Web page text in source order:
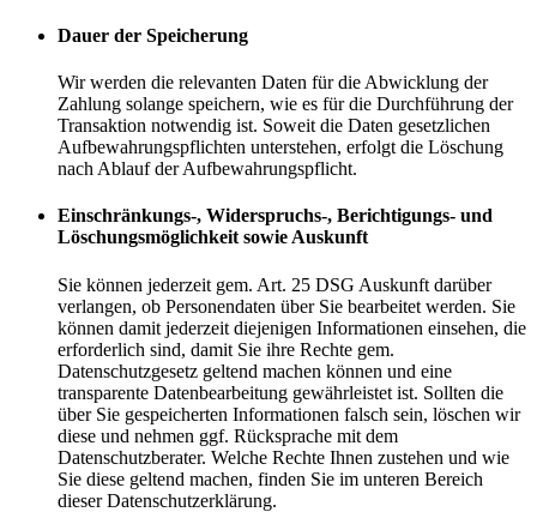
Dauer der Speicherung
Wir werden die relevanten Daten für die Abwicklung der
Zahlung solange speichern, wie es für die Durchführung der
Transaktion notwendig ist. Soweit die Daten gesetzlichen
Aufbewahrungspflichten unterstehen, erfolgt die Löschung
nach Ablauf der Aufbewahrungspflicht.
Einschränkungs-, Widerspruchs-, Berichtigungs- und
Löschungsmöglichkeit sowie Auskunft
Sie können jederzeit gem. Art. 25 DSG Auskunft darüber
verlangen, ob Personendaten über Sie bearbeitet werden. Sie
können damit jederzeit diejenigen Informationen einsehen, die
erforderlich sind, damit Sie ihre Rechte gem.
Datenschutzgesetz geltend machen können und eine
transparente Datenbearbeitung gewährleistet ist. Sollten die
über Sie gespeicherten Informationen falsch sein, löschen wir
diese und nehmen ggf. Rücksprache mit dem
Datenschutzberater. Welche Rechte Ihnen zustehen und wie
Sie diese geltend machen, finden Sie im unteren Bereich
dieser Datenschutzerklärung.